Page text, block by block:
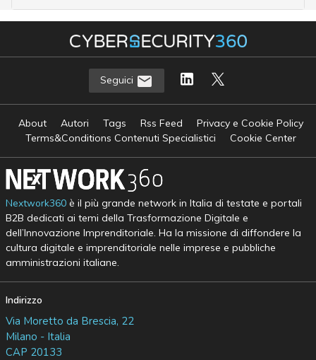
Seguici
About Autori Tags Rss Feed
Privacy e Cookie Policy
Terms&Conditions Contenuti Specialistici
Cookie Center
Nextwork360è il più grande network in Italia di testate e portali
B2B dedicati ai temi della Trasformazione Digitale e
dell’Innovazione Imprenditoriale. Ha la missione di diffondere la
cultura digitale e imprenditoriale nelle imprese e pubbliche
amministrazioni italiane.
Indirizzo
Via Moretto da Brescia, 22
Milano - Italia
CAP 20133